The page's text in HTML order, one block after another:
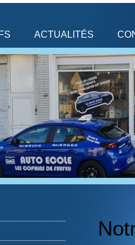
ACTUALITÉS